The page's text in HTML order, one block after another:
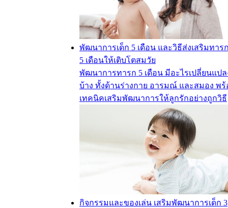
พัฒนาการเด็ก 5 เดือน และวิธีส่งเสริมทาร
5 เดือนให้เติบโตสมวัย
พัฒนาการทารก 5 เดือน มีอะไรเปลี่ยนแปล
บ้าง ทั้งด้านร่างกาย อารมณ์ และสมอง พ
เทคนิคเสริมพัฒนาการให้ลูกรักอย่างถูกวิธี
กิจกรรมและของเล่น เสริมพัฒนาการเด็ก 3